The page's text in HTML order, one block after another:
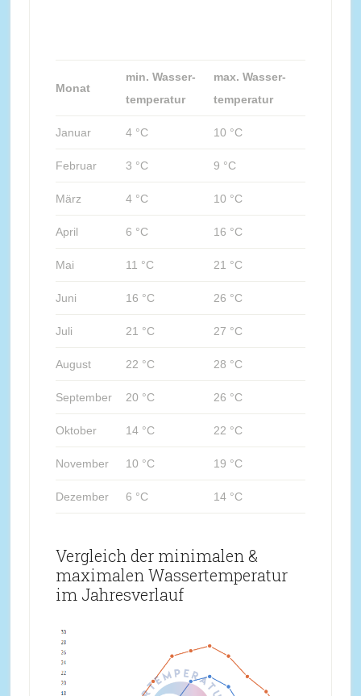
Monat
min. Wasser-
temperatur
max. Wasser-
temperatur
Januar 4 °C 10 °C
Februar 3 °C 9 °C
März 4 °C 10 °C
April 6 °C 16 °C
Mai 11 °C 21 °C
Juni 16 °C 26 °C
Juli 21 °C 27 °C
August 22 °C 28 °C
September 20 °C 26 °C
Oktober 14 °C 22 °C
November 10 °C 19 °C
Dezember 6 °C 14 °C
Vergleich der minimalen &
maximalen Wassertemperatur
im Jahresverlauf